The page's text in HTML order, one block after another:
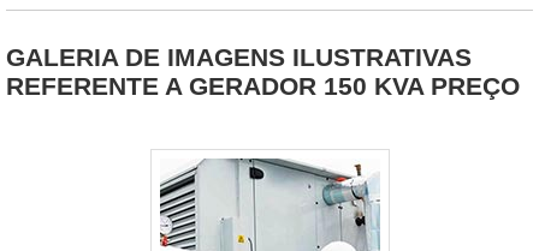
COMPRAR GERADOR DE ENERGIA A DIESEL SP
COMPRAR GERADOR A GASOLINA
ASSISTÊNCIA TÉCNICA PARA GERADORES SP
ASSISTÊNCIA TÉCNICA GRUPO GERADOR INDUSTRIAL
ASSISTÊNCIA TÉCNICA GRUPO GERADOR INDUSTRIAL EM MINAS
GALERIA DE IMAGENS ILUSTRATIVAS
REFERENTE A GERADOR 150 KVA PREÇO